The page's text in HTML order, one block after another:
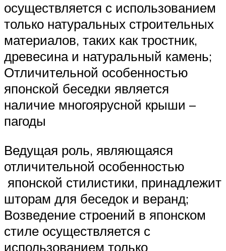
осуществляется с использованием
только натуральных строительных
материалов, таких как тростник,
древесина и натуральный камень;
Отличительной особенностью
японской беседки является
наличие многоярусной крыши –
пагоды
Ведущая роль, являющаяся
отличительной особенностью
японской стилистики, принадлежит
шторам для беседок и веранд;
Возведение строений в японском
стиле осуществляется с
использованием только